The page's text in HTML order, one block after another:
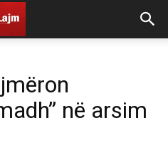
në arsim